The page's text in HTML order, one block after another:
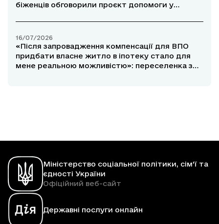
біженців обговорили проєкт допомоги у
16/07/2026
«Після запровадження компенсації для ВПО
придбати власне житло в іпотеку стало для
мене реальною можливістю»: переселенка з
Міністерство соціальної політики, сім'ї та
єдності України
Офіційний веб-сайт
Державні послуги онлайн